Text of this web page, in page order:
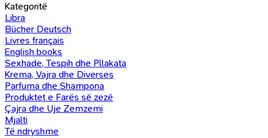
Kategoritë
Libra
Bücher Deutsch
Livres français
English books
Sexhade, Tespih dhe Pllakata
Krema, Vajra dhe Diverses
Parfuma dhe Shampona
Produktet e Farës së zezë
Çajra dhe Uje Zemzemi
Mjalti
Të ndryshme